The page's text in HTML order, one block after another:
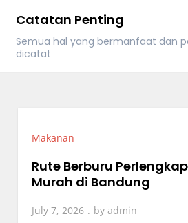
content
Catatan Penting
Semua hal yang bermanfaat dan
dicatat
Makanan
Rute Berburu
Murah di Bandung
July 7, 2026 byadmin